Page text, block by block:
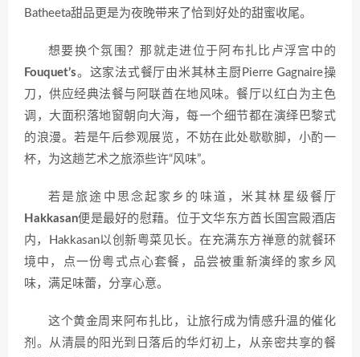
Batheeta甜品更是为夜晚带来了恰到好处的甜蜜收尾。
想要换个氛围？那就走进位于阿布扎比卢浮宫中的
Fouquet’s。这家法式餐厅由米其林主厨Pierre Gagnaire操
刀，供应经典法餐与阿联酋在地风味。餐厅以红白为主色
调，大面积落地窗朝向大海，每一个细节都在演绎巴黎式
的浪漫。若是午后参观展览，不妨在此处歇歇脚，小酌一
杯，为这趟艺术之旅添些许“风味”。
若是旅途中思念起家乡的味道，米其林星级餐厅
Hakkasan便是最好的慰藉。位于文华东方酋长国宫殿酒店
内，Hakkasan以创新粤菜见长。在充满东方禅意的就餐环
境中，点一份粤式点心套餐，品尝被重新演绎的家乡风
味，满足味蕾，分享心意。
这个黄金周来阿布扎比，让旅行成为情感升温的催化
剂。从清晨的阳光到日落后的华灯初上，从亲密共享的餐